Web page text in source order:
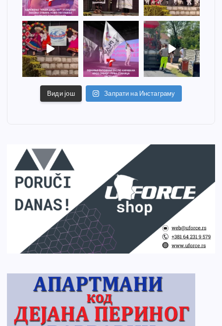
Види још Запрати на Инстаграму